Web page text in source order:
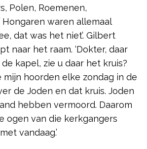
Polen, Roemenen,
waren allemaal
dat was het niet’. Gilbert
naar het raam. ‘Dokter, daar
kapel, zie u daar het kruis?
mijn hoorden elke zondag in de
de Joden en dat kruis. Joden
hebben vermoord. Daarom
ogen van die kerkgangers
vandaag.’